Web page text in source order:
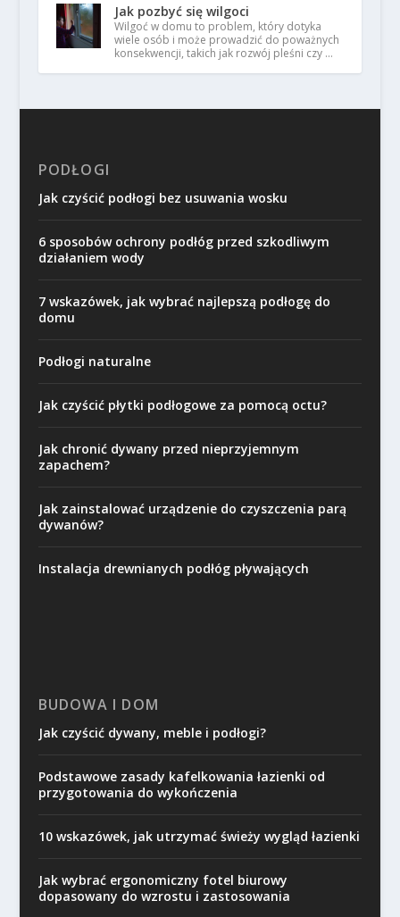
Jak pozbyć się wilgoci
Wilgoć w domu to problem, który dotyka
wiele osób i może prowadzić do poważnych
konsekwencji, takich jak rozwój pleśni czy …
PODŁOGI
Jak czyścić podłogi bez usuwania wosku
6 sposobów ochrony podłóg przed szkodliwym
działaniem wody
7 wskazówek, jak wybrać najlepszą podłogę do
domu
Podłogi naturalne
Jak czyścić płytki podłogowe za pomocą octu?
Jak chronić dywany przed nieprzyjemnym
zapachem?
Jak zainstalować urządzenie do czyszczenia parą
dywanów?
Instalacja drewnianych podłóg pływających
BUDOWA I DOM
Jak czyścić dywany, meble i podłogi?
Podstawowe zasady kafelkowania łazienki od
przygotowania do wykończenia
10 wskazówek, jak utrzymać świeży wygląd łazienki
Jak wybrać ergonomiczny fotel biurowy
dopasowany do wzrostu i zastosowania